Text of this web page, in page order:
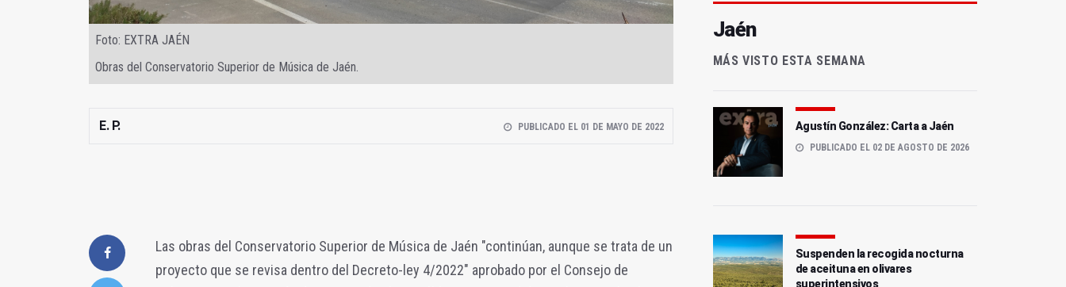
Foto: EXTRA JAÉN
Obras del Conservatorio Superior de Música de Jaén.
E. P. PUBLICADO EL 01 DE MAYO DE 2022
Las obras del Conservatorio Superior de Música de Jaén "continúan, aunque se trata de un
proyecto que se revisa dentro del Decreto-ley 4/2022" aprobado por el Consejo de
Jaén
MÁS VISTO ESTA SEMANA
Agustín González: Carta a Jaén
PUBLICADO EL 02 DE AGOSTO DE 2026
Suspenden la recogida nocturna
de aceituna en olivares
superintensivos